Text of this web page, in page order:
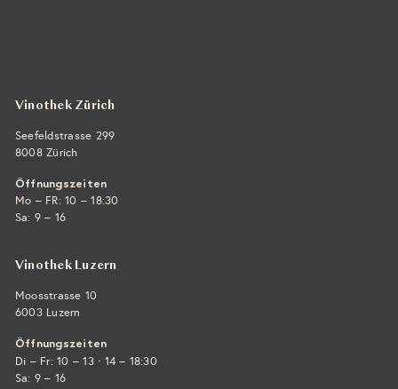
Vinothek Zürich
Seefeldstrasse 299
8008 Zürich
Öffnungszeiten
Mo – FR: 10 – 18:30
Sa: 9 – 16
Vinothek Luzern
Moosstrasse 10
6003 Luzern
Öffnungszeiten
Di – Fr: 10 – 13 · 14 – 18:30
Sa: 9 – 16